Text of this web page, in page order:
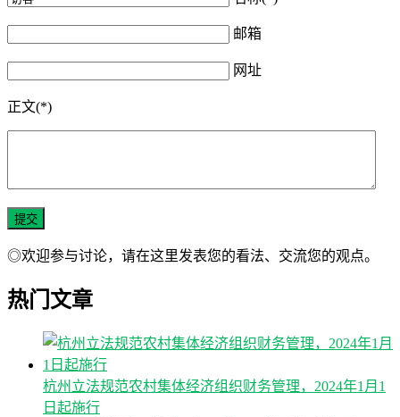
邮箱
网址
正文(*)
◎欢迎参与讨论，请在这里发表您的看法、交流您的观点。
热门文章
杭州立法规范农村集体经济组织财务管理，2024年1月1
日起施行